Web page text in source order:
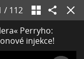
/ 112
Perryho:
injekce!